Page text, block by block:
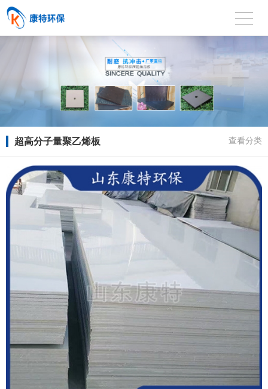
超高分子量聚乙烯板 查看分类